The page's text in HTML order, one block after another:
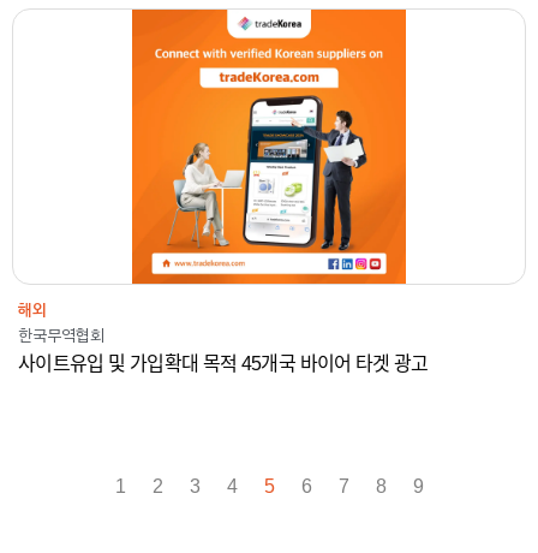
2018-2024
한국무역협회
해외
한국무역협회
사이트유입 및 가입확대 목적 45개국 바이어 타겟 광고
1 2 3 4 5 6 7 8 9